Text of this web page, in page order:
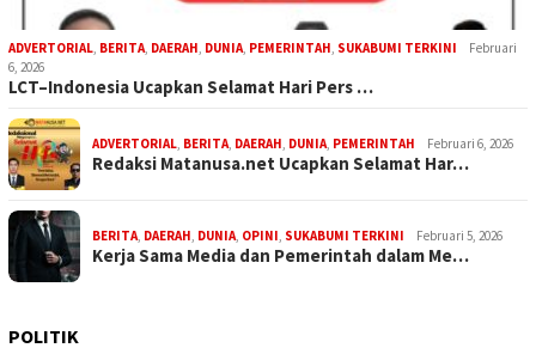
ADVERTORIAL, BERITA, DAERAH, DUNIA, PEMERINTAH, SUKABUMI TERKINI
Februari
6, 2026
LCT–Indonesia Ucapkan Selamat Hari Pers …
ADVERTORIAL, BERITA, DAERAH, DUNIA, PEMERINTAH Februari 6, 2026
Redaksi Matanusa.net Ucapkan Selamat Har…
BERITA, DAERAH, DUNIA, OPINI, SUKABUMI TERKINI Februari 5, 2026
Kerja Sama Media dan Pemerintah dalam Me…
POLITIK